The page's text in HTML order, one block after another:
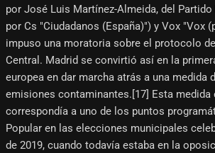
por José Luis Martínez-Almeida, del Partido
por Cs "Ciudadanos (España)") y Vox "Vox
impuso una moratoria sobre el protocolo
Central. Madrid se convirtió así en la
europea en dar marcha atrás a una medida
emisiones contaminantes.[17]​ Esta medida
correspondía a uno de los puntos
Popular en las elecciones municipales
de 2019, cuando todavía estaba en la